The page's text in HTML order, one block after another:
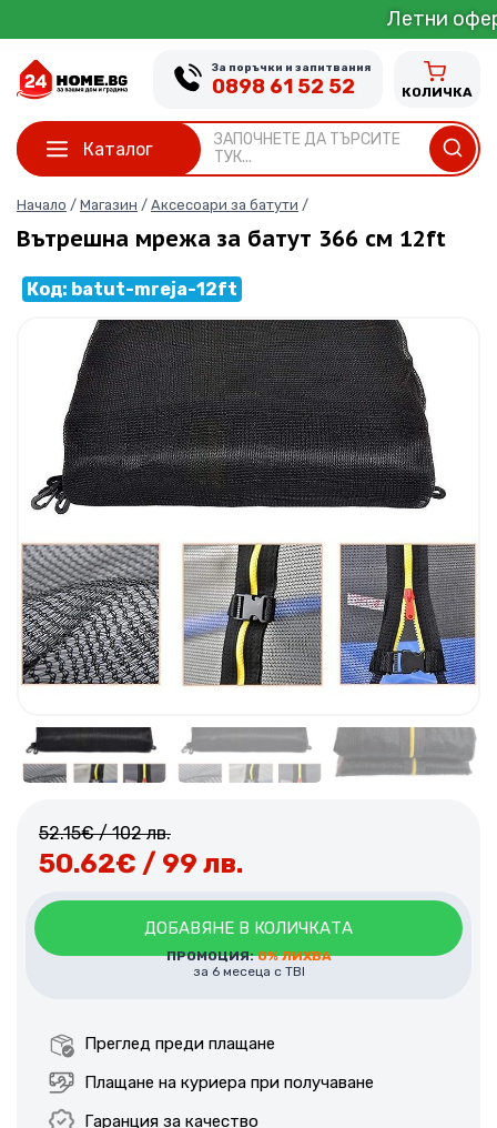
to
content
Летни оферти от 1
Каталог
ЗАПОЧНЕТЕ ДА ТЪРСИТЕ
ТУК...
За поръчки и запитвания
0898 61 52 52 КОЛИЧКА
Вътрешна мрежа за батут 366 см 12ft
Начало / Магазин / Аксесоари за батути /
Код: batut-mreja-12ft
52.15€/ 102 лв.
50.62€ / 99 лв.
ДОБАВЯНЕ В КОЛИЧКАТА
ПРОМОЦИЯ:0% ЛИХВА
за 6 месеца с TBI
Преглед преди плащане
Плащане на куриера при получаване
Гаранция за качество